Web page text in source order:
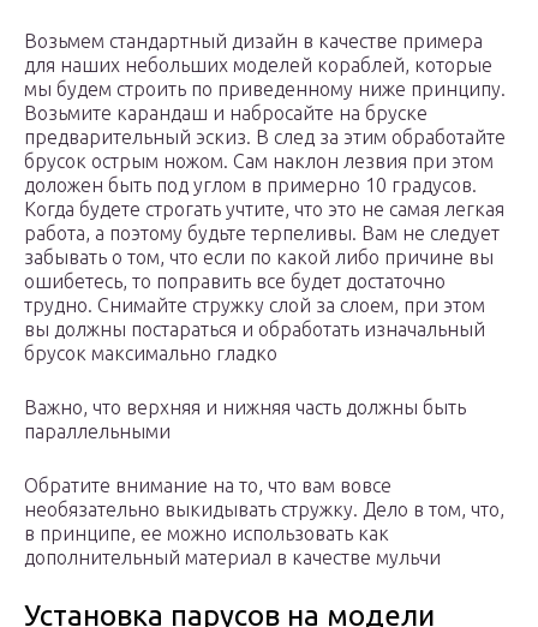
Возьмем стандартный дизайн в качестве примера
для наших небольших моделей кораблей, которые
мы будем строить по приведенному ниже принципу.
Возьмите карандаш и набросайте на бруске
предварительный эскиз. В след за этим обработайте
брусок острым ножом. Сам наклон лезвия при этом
доложен быть под углом в примерно 10 градусов.
Когда будете строгать учтите, что это не самая легкая
работа, а поэтому будьте терпеливы. Вам не следует
забывать о том, что если по какой либо причине вы
ошибетесь, то поправить все будет достаточно
трудно. Снимайте стружку слой за слоем, при этом
вы должны постараться и обработать изначальный
брусок максимально гладко
Важно, что верхняя и нижняя часть должны быть
параллельными
Обратите внимание на то, что вам вовсе
необязательно выкидывать стружку. Дело в том, что,
в принципе, ее можно использовать как
дополнительный материал в качестве мульчи
Установка парусов на модели